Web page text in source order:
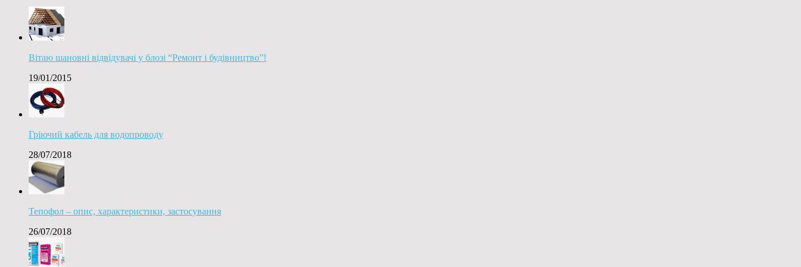
Вітаю шановні відвідувачі у блозі “Ремонт і будівництво”!
19/01/2015
Гріючий кабель для водопроводу
28/07/2018
Тепофол – опис, характеристики, застосування
26/07/2018